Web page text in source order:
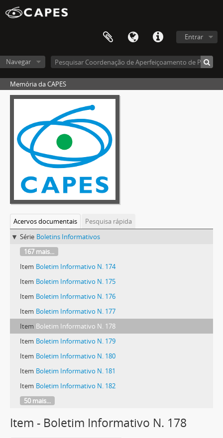
Entrar
Navegar
Memória da CAPES
Acervos documentais
Pesquisa rápida
Série Boletins Informativos
167 mais...
Item Boletim Informativo N. 174
Item Boletim Informativo N. 175
Item Boletim Informativo N. 176
Item Boletim Informativo N. 177
Item Boletim Informativo N. 178
Item Boletim Informativo N. 179
Item Boletim Informativo N. 180
Item Boletim Informativo N. 181
Item Boletim Informativo N. 182
50 mais...
Item - Boletim Informativo N. 178